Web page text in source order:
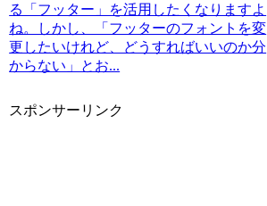
る「フッター」を活用したくなりますよ
ね。しかし、「フッターのフォントを変
更したいけれど、どうすればいいのか分
からない」とお...
スポンサーリンク